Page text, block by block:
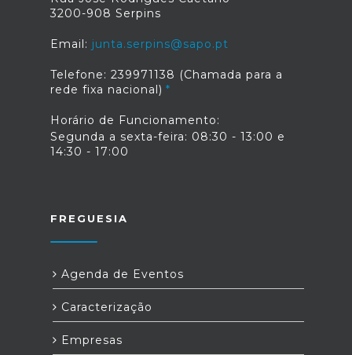
3200-908 Serpins
Email: junta.serpins@sapo.pt
Telefone: 239971138 (Chamada para a
rede fixa nacional)
Horário de Funcionamento:
Segunda a sexta-feira: 08:30 - 13:00 e
14:30 - 17:00
FREGUESIA
Agenda de Eventos
Caracterização
Empresas